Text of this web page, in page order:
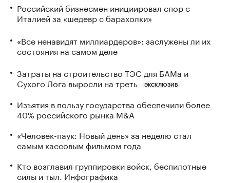
Российский бизнесмен инициировал спор с
Италией за «шедевр с барахолки»
«Все ненавидят миллиардеров»: заслужены ли их
состояния на самом деле
Затраты на строительство ТЭС для БАМа и
Сухого Лога выросли на треть
ЭКСКЛЮЗИВ
Изъятия в пользу государства обеспечили более
40% российского рынка M&A
«Человек-паук: Новый день» за неделю стал
самым кассовым фильмом года
Кто возглавил группировки войск, беспилотные
силы и тыл. Инфографика